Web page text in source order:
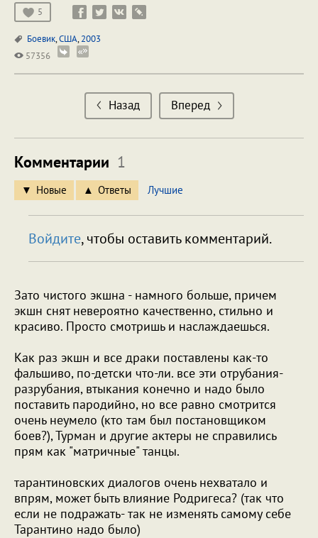
5
Боевик,США,2003
57356
Назад Вперед
Комментарии 1
Новые Ответы Лучшие
Войдите, чтобы оставить комментарий.
Зато чистого экшна - намного больше, причем
экшн снят невероятно качественно, стильно и
красиво. Просто смотришь и наслаждаешься.
Как раз экшн и все драки поставлены как-то
фальшиво, по-детски что-ли. все эти отрубания-
разрубания, втыкания конечно и надо было
поставить пародийно, но все равно смотрится
очень неумело (кто там был постановщиком
боев?), Турман и другие актеры не справились
прям как "матричные" танцы.
тарантиновских диалогов очень нехватало и
впрям, может быть влияние Родригеса? (так что
если не подражать- так не изменять самому себе
Тарантино надо было)